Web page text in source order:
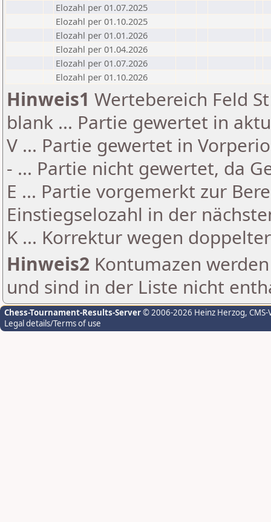
Elozahl per 01.07.2025
Elozahl per 01.10.2025
Elozahl per 01.01.2026
Elozahl per 01.04.2026
Elozahl per 01.07.2026
Elozahl per 01.10.2026
Hinweis1 Wertebereich Feld
blank ... Partie gewertet in
V ... Partie gewertet in
- ... Partie nicht gewertet, da
E ... Partie vorgemerkt zur
Einstiegselozahl in der
K ... Korrektur wegen
Hinweis2 Kontumazen
und sind in der Liste nicht
Chess-Tournament-Results-Server© 2006-2026 Heinz Herzog,
Legal details/Terms of use